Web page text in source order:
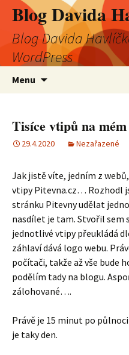
Blog Davida
Blog Davida
WordPress
Menu
Tisíce vtipů na
29.4.2020 Nezařazené
Jak jistě víte, jedním z
vtipy Pitevna.cz… Rozhodl
stránku Pitevny udělat
nasdílet je tam. Stvořil sem
jednotlivé vtipy přeukládá
záhlaví dává logo webu.
počítači, takže až vše bude
podělím tady na blogu.
zálohované….
Právě je 15 minut po
je taky den.